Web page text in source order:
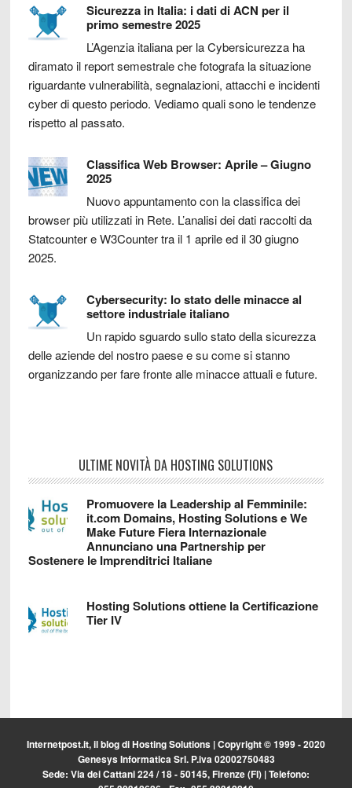
Sicurezza in Italia: i dati di ACN per il
primo semestre 2025
L’Agenzia italiana per la Cybersicurezza ha
diramato il report semestrale che fotografa la situazione
riguardante vulnerabilità, segnalazioni, attacchi e incidenti
cyber di questo periodo. Vediamo quali sono le tendenze
rispetto al passato.
Classifica Web Browser: Aprile – Giugno
2025
Nuovo appuntamento con la classifica dei
browser più utilizzati in Rete. L’analisi dei dati raccolti da
Statcounter e W3Counter tra il 1 aprile ed il 30 giugno
2025.
Cybersecurity: lo stato delle minacce al
settore industriale italiano
Un rapido sguardo sullo stato della sicurezza
delle aziende del nostro paese e su come si stanno
organizzando per fare fronte alle minacce attuali e future.
ULTIME NOVITÀ DA HOSTING SOLUTIONS
Promuovere la Leadership al Femminile:
it.com Domains, Hosting Solutions e We
Make Future Fiera Internazionale
Annunciano una Partnership per
Sostenere le Imprenditrici Italiane
Hosting Solutions ottiene la Certificazione
Tier IV
Internetpost.it, il blog diHosting Solutions | Copyright © 1999 - 2020
Genesys Informatica Srl. P.iva 02002750483
Sede: Via dei Cattani 224 / 18 - 50145, Firenze (FI) | Telefono: